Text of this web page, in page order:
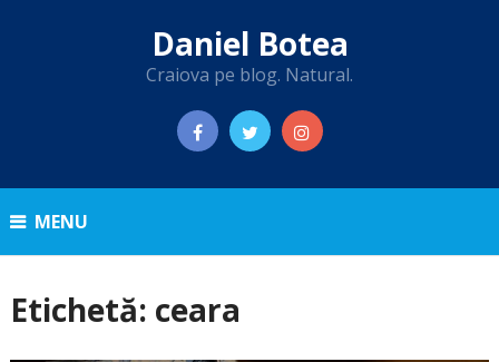
Daniel Botea
Craiova pe blog. Natural.
MENU
Etichetă: ceara